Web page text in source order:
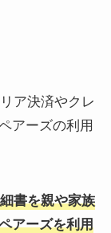
ア決済やクレ
アーズの利用
書を親や家族
アーズを利用